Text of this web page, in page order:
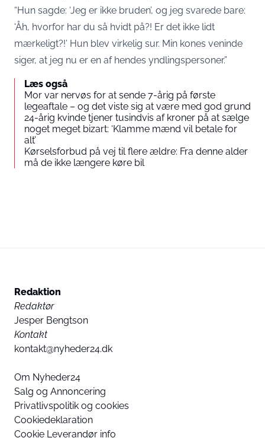
“Hun sagde: ‘Jeg er ikke bruden’, og jeg svarede bare:
‘Åh, hvorfor har du så hvidt på?! Er det ikke lidt
mærkeligt?!’ Hun blev virkelig sur. Min kones veninde
siger, at jeg nu er en af hendes yndlingspersoner.”
Læs også
Mor var nervøs for at sende 7-årig på første
legeaftale – og det viste sig at være med god grund
24-årig kvinde tjener tusindvis af kroner på at sælge
noget meget bizart: ‘Klamme mænd vil betale for
alt’
Kørselsforbud på vej til flere ældre: Fra denne alder
må de ikke længere køre bil
Redaktion
Redaktør
Jesper Bengtson
Kontakt
kontakt@nyheder24.dk
Om Nyheder24
Salg og Annoncering
Privatlivspolitik og cookies
Cookiedeklaration
Cookie Leverandør info